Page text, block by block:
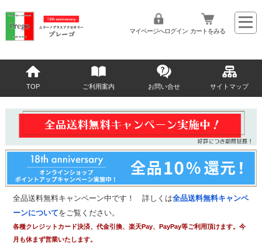
マイページへログイン カートをみる
TOP ご利用案内 お問い合せ サイトマップ
全品送料無料キャンペーン中です！ 詳しくは全品送料無料キャンペ
ーンについてをご覧ください。
各種クレジットカード決済、代金引換、楽天Pay、PayPay等ご利用頂けます。今
月も休まず営業いたします。